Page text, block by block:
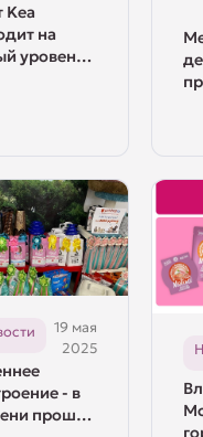
Kea
на
уровень:
19 мая
2025
- в
прошла